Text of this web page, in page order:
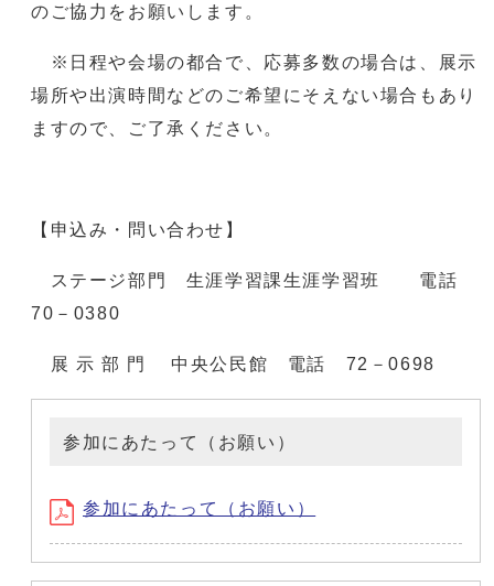
のご協力をお願いします。
※日程や会場の都合で、応募多数の場合は、展示
場所や出演時間などのご希望にそえない場合もあり
ますので、ご了承ください。
【申込み・問い合わせ】
ステージ部門 生涯学習課生涯学習班 電話
70－0380
展 示 部 門 中央公民館 電話 72－0698
参加にあたって（お願い）
参加にあたって（お願い）